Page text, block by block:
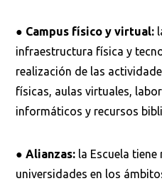
● Campus físico y virtual:
infraestructura física y
realización de las
físicas, aulas virtuales,
informáticos y recursos
● Alianzas: la Escuela
universidades en los